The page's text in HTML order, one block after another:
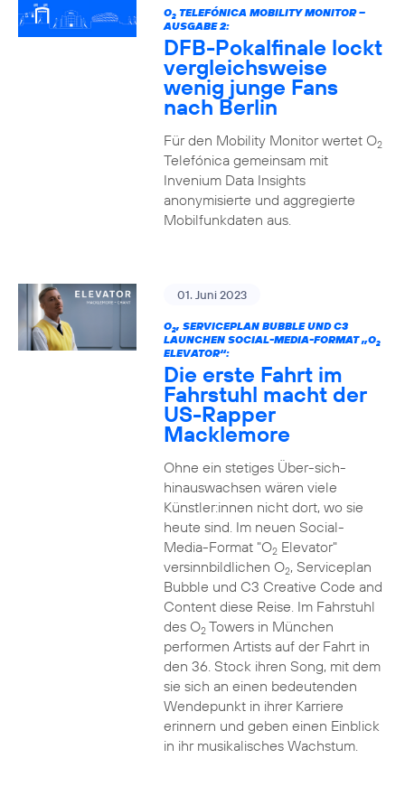
O2TELEFÓNICA MOBILITY MONITOR –
AUSGABE 2:
DFB-Pokalfinale lockt
vergleichsweise
wenig junge Fans
nach Berlin
Für den Mobility Monitor wertet O2
Telefónica gemeinsam mit
Invenium Data Insights
anonymisierte und aggregierte
Mobilfunkdaten aus.
01. Juni 2023
O2, SERVICEPLAN BUBBLE UND C3
LAUNCHEN SOCIAL-MEDIA-FORMAT „O2
ELEVATOR“:
Die erste Fahrt im
Fahrstuhl macht der
US-Rapper
Macklemore
Ohne ein stetiges Über-sich-
hinauswachsen wären viele
Künstler:innen nicht dort, wo sie
heute sind. Im neuen Social-
Media-Format "O2Elevator"
versinnbildlichen O2, Serviceplan
Bubble und C3 Creative Code and
Content diese Reise. Im Fahrstuhl
des O2Towers in München
performen Artists auf der Fahrt in
den 36. Stock ihren Song, mit dem
sie sich an einen bedeutenden
Wendepunkt in ihrer Karriere
erinnern und geben einen Einblick
in ihr musikalisches Wachstum.